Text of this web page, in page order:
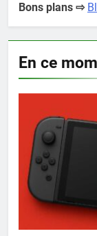
Bons plans ⇨
En ce